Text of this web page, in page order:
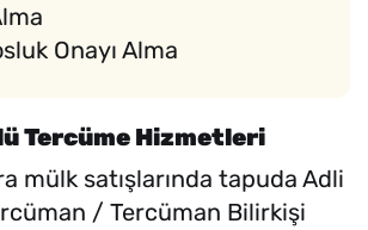
Onayı Alma
Tercüme Hizmetleri
mülk satışlarında tapuda Adli
/ Tercüman Bilirkişi